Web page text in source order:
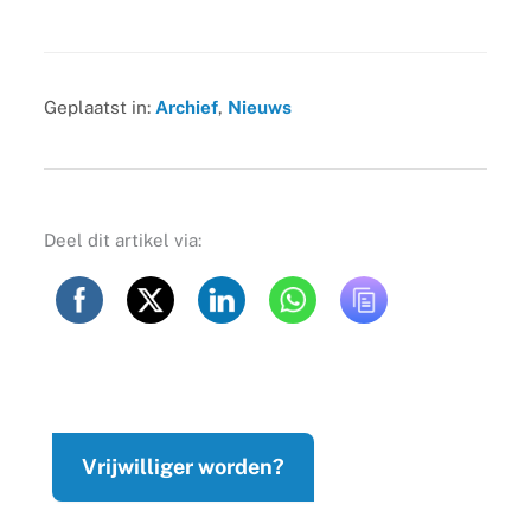
Geplaatst in: Archief, Nieuws
Deel dit artikel via:
Vrijwilliger worden?